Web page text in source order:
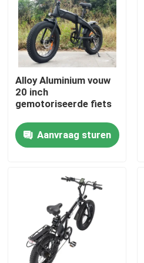
Huis
Producten
Fabrieksreis
Alloy Aluminium vouw
20 inch
gemotoriseerde fiets
Aanvraag sturen